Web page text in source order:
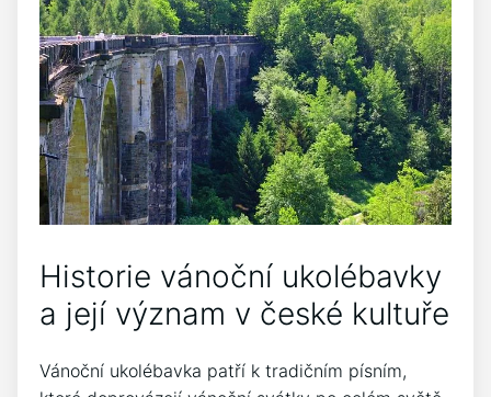
Historie vánoční ukolébavky
a její význam⁢ v české‍ kultuře
Vánoční ukolébavka patří ⁤k ⁣tradičním písním,